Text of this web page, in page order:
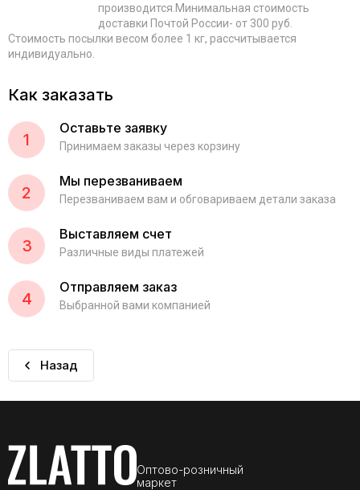
производится.Минимальная стоимость
доставки Почтой России- от 300 руб.
Стоимость посылки весом более 1 кг, рассчитывается
индивидуально.
Как заказать
1
Оставьте заявку
Принимаем заказы через корзину
2
Мы перезваниваем
Перезваниваем вам и обговариваем детали заказа
3
Выставляем счет
Различные виды платежей
4
Отправляем заказ
Выбранной вами компанией
Назад
Оптово-розничный
маркет